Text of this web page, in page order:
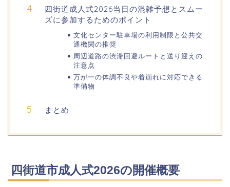
熊谷桜祭り(花見)2026の屋台(出店)の
時間はいつまで?ライトアップも!
四街道成人式2026当日の混雑予想とスムー
ズに参加するためのポイント
文化センター駐車場の利用制限と公共交
通機関の推奨
周辺道路の渋滞回避ルートと送り迎えの
注意点
万が一の体調不良や着崩れに対応できる
準備物
まとめ
四街道市成人式2026の開催概要